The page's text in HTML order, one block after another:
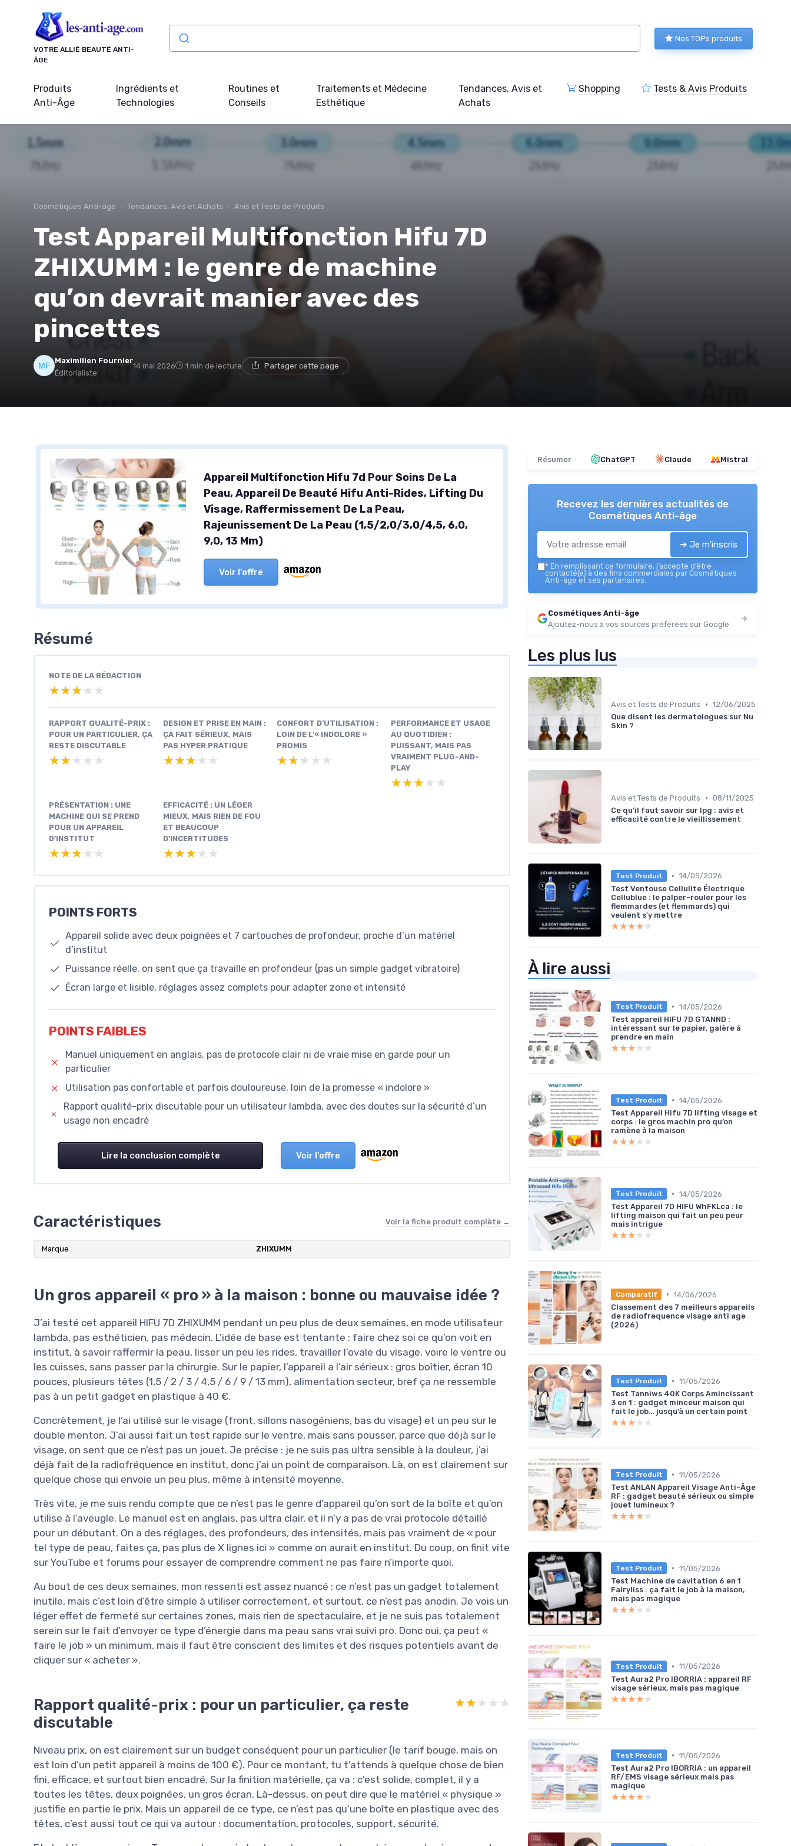
VOTRE ALLIÉ BEAUTÉ ANTI-
ÂGE
Nos TOPs produits
Produits
Anti-Âge
Ingrédients et
Technologies
Routines et
Conseils
Traitements et Médecine
Esthétique
Tendances, Avis et
Achats
Shopping Tests & Avis Produits
Cosmétiques Anti-âge Tendances, Avis et Achats Avis et Tests de Produits
Test Appareil Multifonction Hifu 7D
ZHIXUMM : le genre de machine
qu’on devrait manier avec des
pincettes
Maximilien Fournier
Éditorialiste
14 mai 2026 1 min de lecture Partager cette page
Appareil Multifonction Hifu 7d Pour Soins De La
Peau, Appareil De Beauté Hifu Anti-Rides, Lifting Du
Visage, Raffermissement De La Peau,
Rajeunissement De La Peau (1,5/2,0/3,0/4,5, 6,0,
9,0, 13 Mm)
Voir l'offre
Résumé
NOTE DE LA RÉDACTION
★★★★★
★★★★★
RAPPORT QUALITÉ-PRIX :
POUR UN PARTICULIER, ÇA
RESTE DISCUTABLE
★★★★★
★★★★★
DESIGN ET PRISE EN MAIN :
ÇA FAIT SÉRIEUX, MAIS
PAS HYPER PRATIQUE
★★★★★
★★★★★
CONFORT D’UTILISATION :
LOIN DE L’« INDOLORE »
PROMIS
★★★★★
★★★★★
PERFORMANCE ET USAGE
AU QUOTIDIEN :
PUISSANT, MAIS PAS
VRAIMENT PLUG-AND-
PLAY
★★★★★
★★★★★
PRÉSENTATION : UNE
MACHINE QUI SE PREND
POUR UN APPAREIL
D’INSTITUT
★★★★★
★★★★★
EFFICACITÉ : UN LÉGER
MIEUX, MAIS RIEN DE FOU
ET BEAUCOUP
D’INCERTITUDES
★★★★★
★★★★★
POINTS FORTS
Appareil solide avec deux poignées et 7 cartouches de profondeur, proche d’un matériel
d’institut
Puissance réelle, on sent que ça travaille en profondeur (pas un simple gadget vibratoire)
Écran large et lisible, réglages assez complets pour adapter zone et intensité
POINTS FAIBLES
Manuel uniquement en anglais, pas de protocole clair ni de vraie mise en garde pour un
particulier
Utilisation pas confortable et parfois douloureuse, loin de la promesse « indolore »
Rapport qualité-prix discutable pour un utilisateur lambda, avec des doutes sur la sécurité d’un
usage non encadré
Lire la conclusion complète Voir l'offre
Caractéristiques Voir la fiche produit complète →
Marque ZHIXUMM
Un gros appareil « pro » à la maison : bonne ou mauvaise idée ?
J’ai testé cet appareil HIFU 7D ZHIXUMM pendant un peu plus de deux semaines, en mode utilisateur
lambda, pas esthéticien, pas médecin. L’idée de base est tentante : faire chez soi ce qu’on voit en
institut, à savoir raffermir la peau, lisser un peu les rides, travailler l’ovale du visage, voire le ventre ou
les cuisses, sans passer par la chirurgie. Sur le papier, l’appareil a l’air sérieux : gros boîtier, écran 10
pouces, plusieurs têtes (1,5 / 2 / 3 / 4,5 / 6 / 9 / 13 mm), alimentation secteur, bref ça ne ressemble
pas à un petit gadget en plastique à 40 €.
Concrètement, je l’ai utilisé sur le visage (front, sillons nasogéniens, bas du visage) et un peu sur le
double menton. J’ai aussi fait un test rapide sur le ventre, mais sans pousser, parce que déjà sur le
visage, on sent que ce n’est pas un jouet. Je précise : je ne suis pas ultra sensible à la douleur, j’ai
déjà fait de la radiofréquence en institut, donc j’ai un point de comparaison. Là, on est clairement sur
quelque chose qui envoie un peu plus, même à intensité moyenne.
Très vite, je me suis rendu compte que ce n’est pas le genre d’appareil qu’on sort de la boîte et qu’on
utilise à l’aveugle. Le manuel est en anglais, pas ultra clair, et il n’y a pas de vrai protocole détaillé
pour un débutant. On a des réglages, des profondeurs, des intensités, mais pas vraiment de « pour
tel type de peau, faites ça, pas plus de X lignes ici » comme on aurait en institut. Du coup, on finit vite
sur YouTube et forums pour essayer de comprendre comment ne pas faire n’importe quoi.
Au bout de ces deux semaines, mon ressenti est assez nuancé : ce n’est pas un gadget totalement
inutile, mais c’est loin d’être simple à utiliser correctement, et surtout, ce n’est pas anodin. Je vois un
léger effet de fermeté sur certaines zones, mais rien de spectaculaire, et je ne suis pas totalement
serein sur le fait d’envoyer ce type d’énergie dans ma peau sans vrai suivi pro. Donc oui, ça peut «
faire le job » un minimum, mais il faut être conscient des limites et des risques potentiels avant de
cliquer sur « acheter ».
Rapport qualité-prix : pour un particulier, ça reste
discutable
★★★★★
★★★★★
Niveau prix, on est clairement sur un budget conséquent pour un particulier (le tarif bouge, mais on
est loin d’un petit appareil à moins de 100 €). Pour ce montant, tu t’attends à quelque chose de bien
fini, efficace, et surtout bien encadré. Sur la finition matérielle, ça va : c’est solide, complet, il y a
toutes les têtes, deux poignées, un gros écran. Là-dessus, on peut dire que le matériel « physique »
justifie en partie le prix. Mais un appareil de ce type, ce n’est pas qu’une boîte en plastique avec des
têtes, c’est aussi tout ce qui va autour : documentation, protocoles, support, sécurité.
Résumer ChatGPT Claude Mistral
Recevez les dernières actualités de
Cosmétiques Anti-âge
➔ Je m'inscris
* En remplissant ce formulaire, j’accepte d’être
contacté(e) à des fins commerciales par Cosmétiques
Anti-âge et ses partenaires.
Cosmétiques Anti-âge
Ajoutez-nous à vos sources préférées sur Google
Les plus lus
Avis et Tests de Produits • 12/06/2025
Que disent les dermatologues sur Nu
Skin ?
Avis et Tests de Produits • 08/11/2025
Ce qu’il faut savoir sur lpg : avis et
efficacité contre le vieillissement
Test Produit • 14/05/2026
Test Ventouse Cellulite Électrique
Cellublue : le palper-rouler pour les
flemmardes (et flemmards) qui
veulent s'y mettre
★★★★★
★★★★★
À lire aussi
Test Produit • 14/05/2026
Test appareil HIFU 7D GTANND :
intéressant sur le papier, galère à
prendre en main
★★★★★
★★★★★
Test Produit • 14/05/2026
Test Appareil Hifu 7D lifting visage et
corps : le gros machin pro qu’on
ramène à la maison
★★★★★
★★★★★
Test Produit • 14/05/2026
Test Appareil 7D HIFU WhFKLca : le
lifting maison qui fait un peu peur
mais intrigue
★★★★★
★★★★★
Comparatif • 14/06/2026
Classement des 7 meilleurs appareils
de radiofrequence visage anti age
(2026)
Test Produit • 11/05/2026
Test Tanniws 40K Corps Amincissant
3 en 1 : gadget minceur maison qui
fait le job… jusqu’à un certain point
★★★★★
★★★★★
Test Produit • 11/05/2026
Test ANLAN Appareil Visage Anti-Âge
RF : gadget beauté sérieux ou simple
jouet lumineux ?
★★★★★
★★★★★
Test Produit • 11/05/2026
Test Machine de cavitation 6 en 1
Fairyliss : ça fait le job à la maison,
mais pas magique
★★★★★
★★★★★
Test Produit • 11/05/2026
Test Aura2 Pro IBORRIA : appareil RF
visage sérieux, mais pas magique
★★★★★
★★★★★
Test Produit • 11/05/2026
Test Aura2 Pro IBORRIA : un appareil
RF/EMS visage sérieux mais pas
magique
★★★★★
★★★★★